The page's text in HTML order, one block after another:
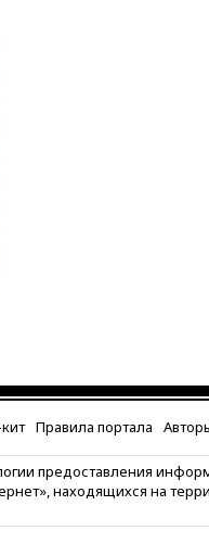
Правила портала
предоставления
находящихся на